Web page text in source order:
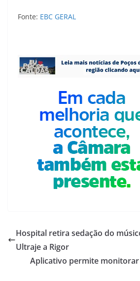
Fonte: EBC GERAL
Hospital retira sedação do
Ultraje a Rigor
Aplicativo permite monitorar